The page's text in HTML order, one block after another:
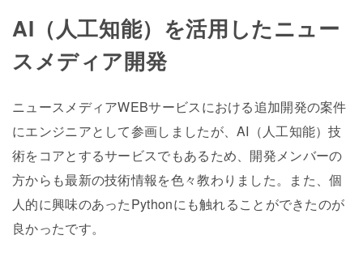
AI（人工知能）を活用したニュー
スメディア開発
ニュースメディアWEBサービスにおける追加開発の案件
にエンジニアとして参画しましたが、AI（人工知能）技
術をコアとするサービスでもあるため、開発メンバーの
方からも最新の技術情報を色々教わりました。また、個
人的に興味のあったPythonにも触れることができたのが
良かったです。